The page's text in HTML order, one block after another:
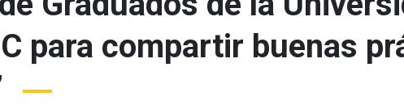
para compartir buenas